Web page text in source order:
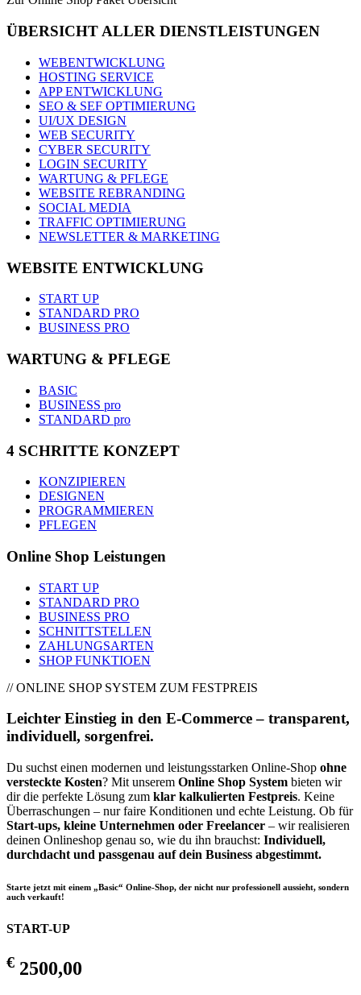
ÜBERSICHT ALLER DIENSTLEISTUNGEN
WEBENTWICKLUNG
HOSTING SERVICE
APP ENTWICKLUNG
SEO & SEF OPTIMIERUNG
UI/UX DESIGN
WEB SECURITY
CYBER SECURITY
LOGIN SECURITY
WARTUNG & PFLEGE
WEBSITE REBRANDING
SOCIAL MEDIA
TRAFFIC OPTIMIERUNG
NEWSLETTER & MARKETING
WEBSITE ENTWICKLUNG
START UP
STANDARD PRO
BUSINESS PRO
WARTUNG & PFLEGE
BASIC
BUSINESS pro
STANDARD pro
4 SCHRITTE KONZEPT
KONZIPIEREN
DESIGNEN
PROGRAMMIEREN
PFLEGEN
Online Shop Leistungen
START UP
STANDARD PRO
BUSINESS PRO
SCHNITTSTELLEN
ZAHLUNGSARTEN
SHOP FUNKTIOEN
// ONLINE SHOP SYSTEM ZUM FESTPREIS
Leichter Einstieg in den E-Commerce – transparent,
individuell, sorgenfrei.
Du suchst einen modernen und leistungsstarken Online-Shop ohne
versteckte Kosten? Mit unserem Online Shop System bieten wir
dir die perfekte Lösung zum klar kalkulierten Festpreis. Keine
Überraschungen – nur faire Konditionen und echte Leistung. Ob für
Start-ups, kleine Unternehmen oder Freelancer – wir realisieren
deinen Onlineshop genau so, wie du ihn brauchst: Individuell,
durchdacht und passgenau auf dein Business abgestimmt.
Starte jetzt mit einem „Basic“ Online-Shop, der nicht nur professionell aussieht, sondern
auch verkauft!
START-UP
€ 2500,00